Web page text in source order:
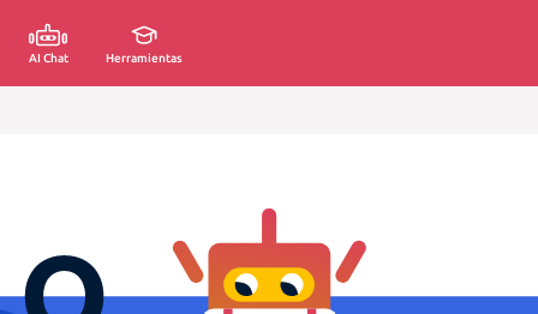
AI Chat Herramientas